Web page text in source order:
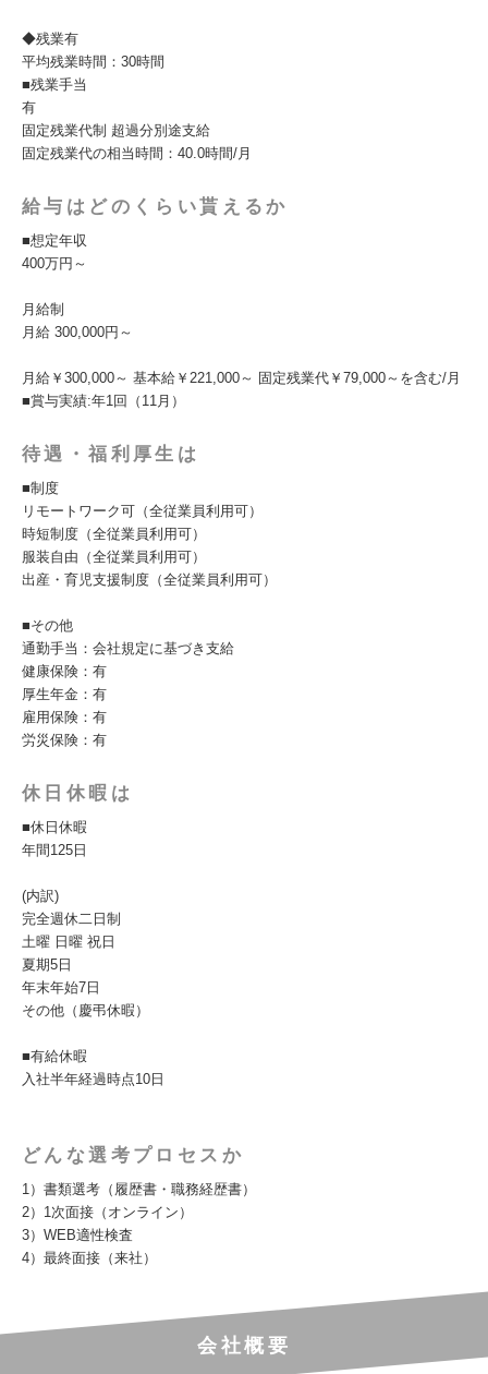
◆残業有
平均残業時間：30時間
■残業手当
有
固定残業代制 超過分別途支給
固定残業代の相当時間：40.0時間/月
給与はどのくらい貰えるか
■想定年収
400万円～
月給制
月給 300,000円～
月給￥300,000～ 基本給￥221,000～ 固定残業代￥79,000～を含む/月
■賞与実績:年1回（11月）
待遇・福利厚生は
■制度
リモートワーク可（全従業員利用可）
時短制度（全従業員利用可）
服装自由（全従業員利用可）
出産・育児支援制度（全従業員利用可）
■その他
通勤手当：会社規定に基づき支給
健康保険：有
厚生年金：有
雇用保険：有
労災保険：有
休日休暇は
■休日休暇
年間125日
(内訳)
完全週休二日制
土曜 日曜 祝日
夏期5日
年末年始7日
その他（慶弔休暇）
■有給休暇
入社半年経過時点10日
どんな選考プロセスか
1）書類選考（履歴書・職務経歴書）
2）1次面接（オンライン）
3）WEB適性検査
4）最終面接（来社）
会社概要